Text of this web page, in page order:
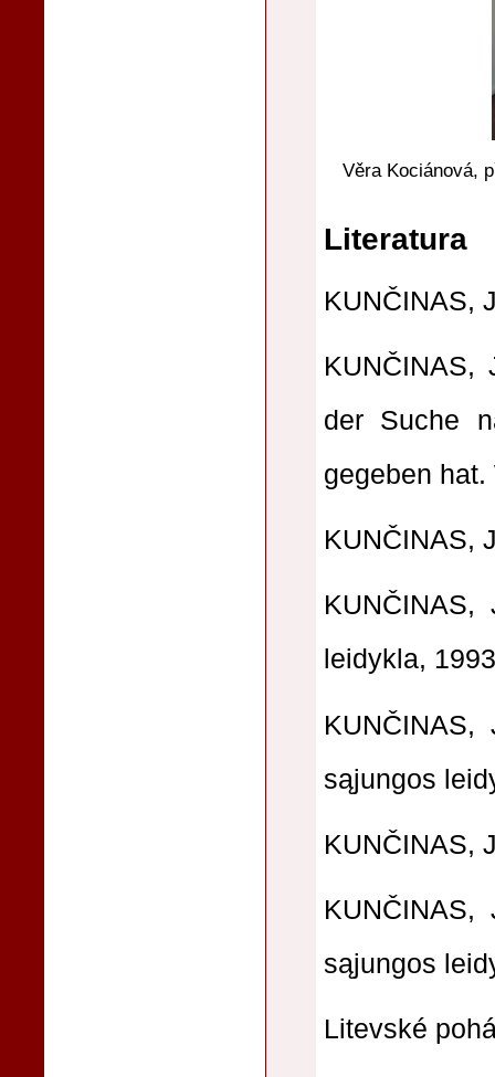
Věra Kociánová,
Literatura
KUNČINAS,
KUNČINAS,
der Suche
gegeben
KUNČINAS,
leidykla,
sąjungos
KUNČINAS,
sąjungos
Litevské